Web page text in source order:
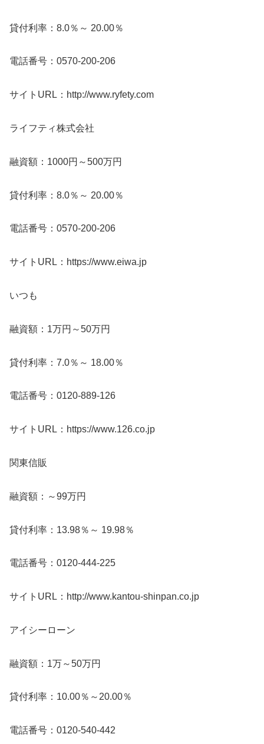
貸付利率：8.0％～ 20.00％
電話番号：0570-200-206
サイトURL：http://www.ryfety.com
ライフティ株式会社
融資額：1000円～500万円
貸付利率：8.0％～ 20.00％
電話番号：0570-200-206
サイトURL：https://www.eiwa.jp
いつも
融資額：1万円～50万円
貸付利率：7.0％～ 18.00％
電話番号：0120-889-126
サイトURL：https://www.126.co.jp
関東信販
融資額：～99万円
貸付利率：13.98％～ 19.98％
電話番号：0120-444-225
サイトURL：http://www.kantou-shinpan.co.jp
アイシーローン
融資額：1万～50万円
貸付利率：10.00％～20.00％
電話番号：0120-540-442